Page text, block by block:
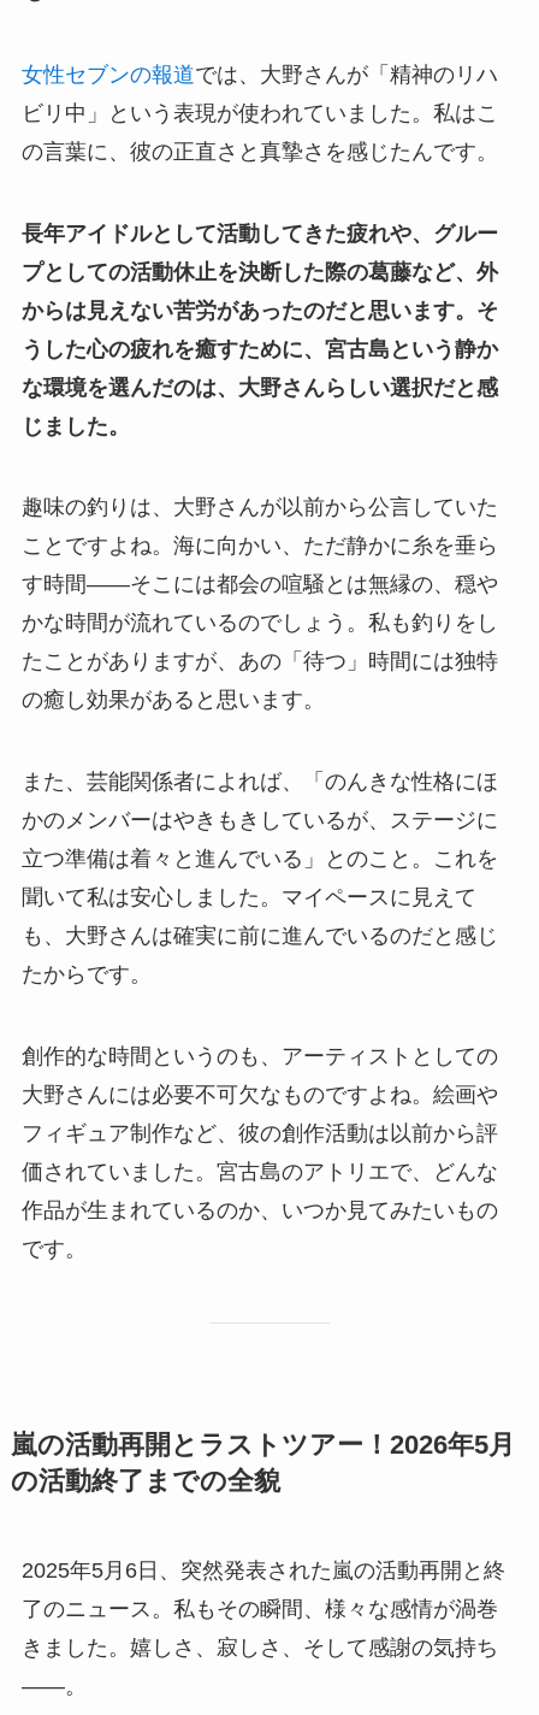
女性セブンの報道では、大野さんが「精神のリハ
ビリ中」という表現が使われていました。私はこ
の言葉に、彼の正直さと真摯さを感じたんです。
長年アイドルとして活動してきた疲れや、グルー
プとしての活動休止を決断した際の葛藤など、外
からは見えない苦労があったのだと思います。そ
うした心の疲れを癒すために、宮古島という静か
な環境を選んだのは、大野さんらしい選択だと感
じました。
趣味の釣りは、大野さんが以前から公言していた
ことですよね。海に向かい、ただ静かに糸を垂ら
す時間――そこには都会の喧騒とは無縁の、穏や
かな時間が流れているのでしょう。私も釣りをし
たことがありますが、あの「待つ」時間には独特
の癒し効果があると思います。
また、芸能関係者によれば、「のんきな性格にほ
かのメンバーはやきもきしているが、ステージに
立つ準備は着々と進んでいる」とのこと。これを
聞いて私は安心しました。マイペースに見えて
も、大野さんは確実に前に進んでいるのだと感じ
たからです。
創作的な時間というのも、アーティストとしての
大野さんには必要不可欠なものですよね。絵画や
フィギュア制作など、彼の創作活動は以前から評
価されていました。宮古島のアトリエで、どんな
作品が生まれているのか、いつか見てみたいもの
です。
嵐の活動再開とラストツアー！2026年5月
の活動終了までの全貌
2025年5月6日、突然発表された嵐の活動再開と終
了のニュース。私もその瞬間、様々な感情が渦巻
きました。嬉しさ、寂しさ、そして感謝の気持ち
――。